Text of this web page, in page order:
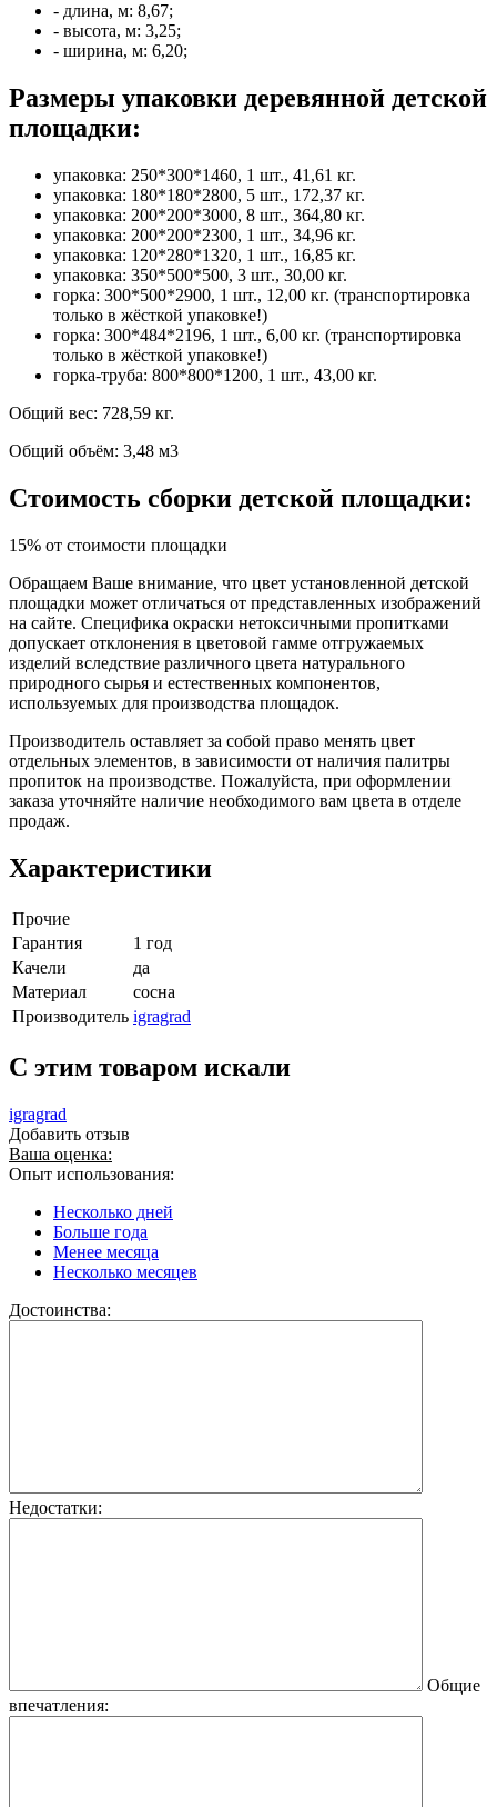
- длина, м: 8,67;
- высота, м: 3,25;
- ширина, м: 6,20;
Размеры упаковки деревянной детской
площадки:
упаковка: 250*300*1460, 1 шт., 41,61 кг.
упаковка: 180*180*2800, 5 шт., 172,37 кг.
упаковка: 200*200*3000, 8 шт., 364,80 кг.
упаковка: 200*200*2300, 1 шт., 34,96 кг.
упаковка: 120*280*1320, 1 шт., 16,85 кг.
упаковка: 350*500*500, 3 шт., 30,00 кг.
горка: 300*500*2900, 1 шт., 12,00 кг. (транспортировка
только в жёсткой упаковке!)
горка: 300*484*2196, 1 шт., 6,00 кг. (транспортировка
только в жёсткой упаковке!)
горка-труба: 800*800*1200, 1 шт., 43,00 кг.
Общий вес: 728,59 кг.
Общий объём: 3,48 м3
Стоимость сборки детской площадки:
15% от стоимости площадки
Обращаем Ваше внимание, что цвет установленной детской
площадки может отличаться от представленных изображений
на сайте. Специфика окраски нетоксичными пропитками
допускает отклонения в цветовой гамме отгружаемых
изделий вследствие различного цвета натурального
природного сырья и естественных компонентов,
используемых для производства площадок.
Производитель оставляет за собой право менять цвет
отдельных элементов, в зависимости от наличия палитры
пропиток на производстве. Пожалуйста, при оформлении
заказа уточняйте наличие необходимого вам цвета в отделе
продаж.
Характеристики
Прочие
Гарантия
1 год
Качели
да
Материал
сосна
Производитель igragrad
C этим товаром искали
igragrad
Добавить отзыв
Ваша оценка:
Опыт использования:
Несколько дней
Больше года
Менее месяца
Несколько месяцев
Достоинства:
Недостатки:
Общие
впечатления: